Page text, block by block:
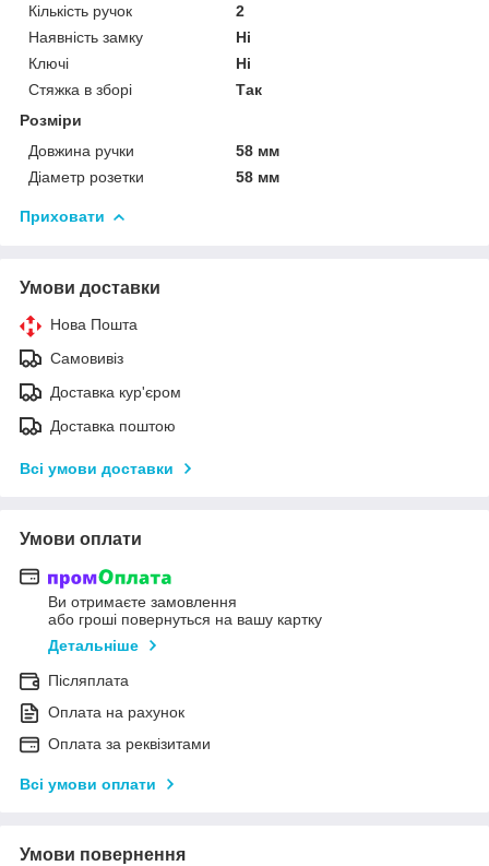
Кількість ручок
2
Наявність замку
Ні
Ключі
Ні
Стяжка в зборі
Так
Розміри
Довжина ручки
58 мм
Діаметр розетки
58 мм
Приховати
Умови доставки
Нова Пошта
Самовивіз
Доставка кур'єром
Доставка поштою
Всі умови доставки
Умови оплати
Ви отримаєте замовлення
або гроші повернуться на вашу картку
Детальніше
Післяплата
Оплата на рахунок
Оплата за реквізитами
Всі умови оплати
Умови повернення